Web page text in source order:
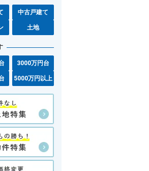
中古戸建て
土地
3000万円台
5000万円以上